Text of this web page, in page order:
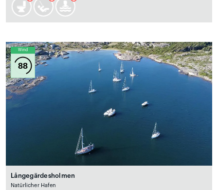
Wind
88
Långegärdesholmen
Natürlicher Hafen